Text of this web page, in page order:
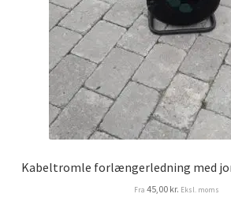
Kabeltromle forlængerledning med
Fra 45,00 kr. Eksl. moms